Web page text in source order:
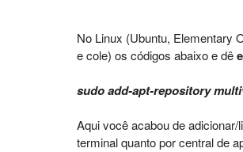
No Linux (Ubuntu, Elementary
e cole) os códigos abaixo e dê
sudo add-apt-repository
Aqui você acabou de
terminal quanto por central de